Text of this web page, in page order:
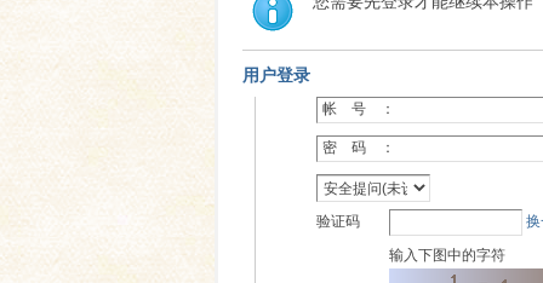
用户登录
帐 号 ：
密 码 ：
验证码
输入下图中的字符